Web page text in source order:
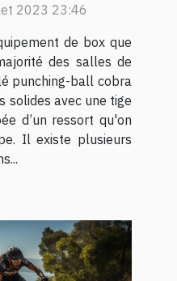
2023 23:46
de box que
des salles de
punching-ball cobra
solides avec une tige
d’un ressort qu'on
Il existe plusieurs